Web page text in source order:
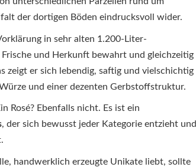
der dortigen Böden eindrucksvoll wider.
in sehr alten 1.200-Liter-
und Herkunft bewahrt und gleichzeitig
zeigt er sich lebendig, saftig und vielschichtig
und einer dezenten Gerbstoffstruktur.
Rosé? Ebenfalls nicht. Es ist ein
, der sich bewusst jeder Kategorie entzieht und
handwerklich erzeugte Unikate liebt, sollte